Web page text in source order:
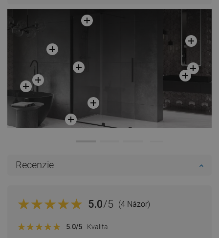
Recenzie
5.0/5 (4 Názor)
5.0/5 Kvalita